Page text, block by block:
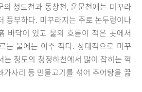
청도천과 동창천, 운문천에는 미꾸라
풍부하다. 미꾸라지는 주로 논두렁이나
바닥이 있고 물의 흐름이 적은 곳에서
는 물에는 아주 적다. 상대적으로 미꾸
는 청도의 청정하천에서 많이 잡히는 꺽
가사리 등 민물고기를 섞어 추어탕을 끓